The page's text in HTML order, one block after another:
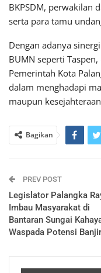
BKPSDM, perwakilan
serta para tamu
Dengan adanya
BUMN seperti
Pemerintah Kota
dalam menghadapi
maupun
Bagikan
PREV POST
Legislator Palangka
Imbau Masyarakat di
Bantaran Sungai
Waspada Potensi Banjir